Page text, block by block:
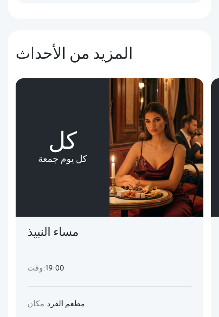
المزيد من الأحداث
كل
كل يوم جمعة
مساء النبيذ
وقت:19:00
مكان:مطعم القرد